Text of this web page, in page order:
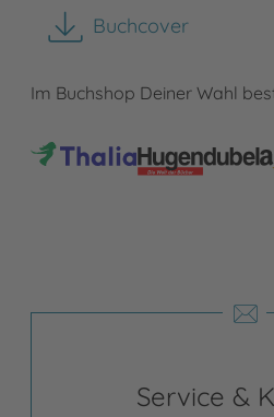
Buchcover
herunterladen
Im Buchshop Deiner Wahl
Service &